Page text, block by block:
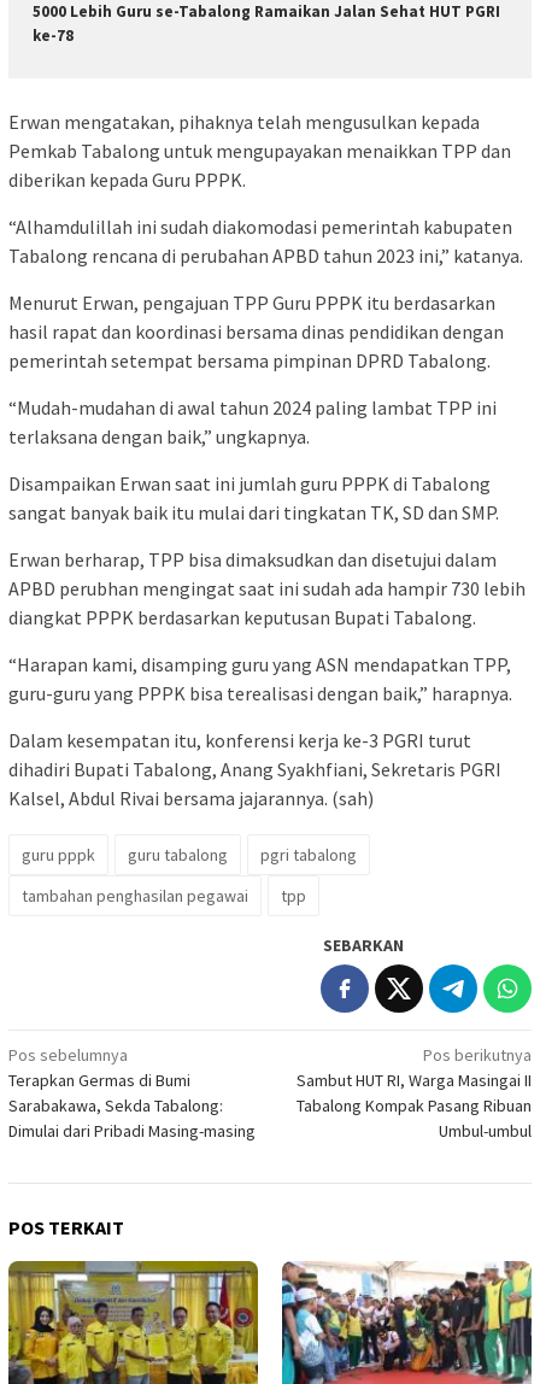
5000 Lebih Guru se-Tabalong Ramaikan Jalan Sehat HUT PGRI
ke-78
Erwan mengatakan, pihaknya telah mengusulkan kepada
Pemkab Tabalong untuk mengupayakan menaikkan TPP dan
diberikan kepada Guru PPPK.
“Alhamdulillah ini sudah diakomodasi pemerintah kabupaten
Tabalong rencana di perubahan APBD tahun 2023 ini,” katanya.
Menurut Erwan, pengajuan TPP Guru PPPK itu berdasarkan
hasil rapat dan koordinasi bersama dinas pendidikan dengan
pemerintah setempat bersama pimpinan DPRD Tabalong.
“Mudah-mudahan di awal tahun 2024 paling lambat TPP ini
terlaksana dengan baik,” ungkapnya.
Disampaikan Erwan saat ini jumlah guru PPPK di Tabalong
sangat banyak baik itu mulai dari tingkatan TK, SD dan SMP.
Erwan berharap, TPP bisa dimaksudkan dan disetujui dalam
APBD perubhan mengingat saat ini sudah ada hampir 730 lebih
diangkat PPPK berdasarkan keputusan Bupati Tabalong.
“Harapan kami, disamping guru yang ASN mendapatkan TPP,
guru-guru yang PPPK bisa terealisasi dengan baik,” harapnya.
Dalam kesempatan itu, konferensi kerja ke-3 PGRI turut
dihadiri Bupati Tabalong, Anang Syakhfiani, Sekretaris PGRI
Kalsel, Abdul Rivai bersama jajarannya. (sah)
guru pppk guru tabalong
pgri tabalong
tambahan penghasilan pegawai
tpp
SEBARKAN
Navigasi
pos
Pos sebelumnya
Terapkan Germas di Bumi
Sarabakawa, Sekda Tabalong:
Dimulai dari Pribadi Masing-masing
Pos berikutnya
Sambut HUT RI, Warga Masingai II
Tabalong Kompak Pasang Ribuan
Umbul-umbul
POS TERKAIT